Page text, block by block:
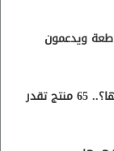
ويدعمون
ما هي المنتجات الإسرائيلية التي يجب مقاطعتها؟.. 65 منتج تقدر